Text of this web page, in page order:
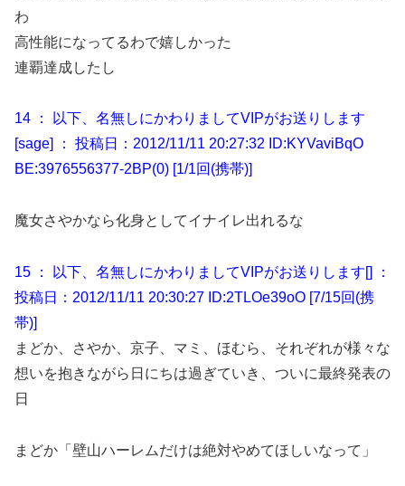
わ
高性能になってるわで嬉しかった
連覇達成したし
14 ： 以下、名無しにかわりましてVIPがお送りします
[sage] ： 投稿日：2012/11/11 20:27:32 ID:KYVaviBqO
BE:3976556377-2BP(0) [1/1回(携帯)]
魔女さやかなら化身としてイナイレ出れるな
15 ： 以下、名無しにかわりましてVIPがお送りします[] ：
投稿日：2012/11/11 20:30:27 ID:2TLOe39oO [7/15回(携
帯)]
まどか、さやか、京子、マミ、ほむら、それぞれが様々な
想いを抱きながら日にちは過ぎていき、ついに最終発表の
日
まどか「壁山ハーレムだけは絶対やめてほしいなって」